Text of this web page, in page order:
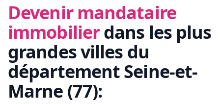
Devenir mandataire
immobilierdans les plus
grandes villes du
départementSeine-et-
Marne (77):